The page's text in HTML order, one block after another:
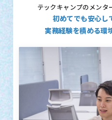
テックキャンプのメンタ
初めてでも安心し
実務経験を積める環